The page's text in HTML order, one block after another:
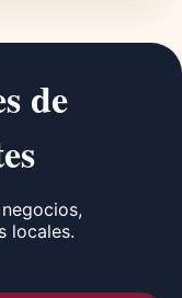
de
locales.